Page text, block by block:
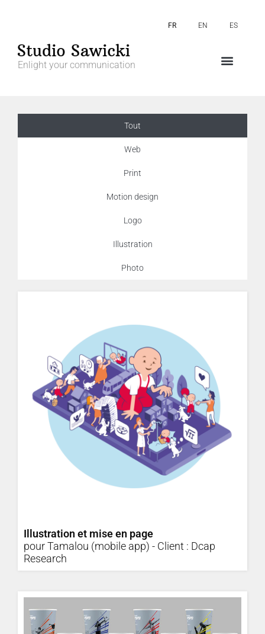
FR EN ES
Enlight your communication
Tout
Web
Print
Motion design
Logo
Illustration
Photo
Illustration et mise en page
pour Tamalou (mobile app) - Client : Dcap
Research